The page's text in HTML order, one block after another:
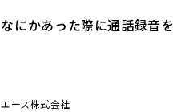
なにかあった際に通話録音を
エース株式会社